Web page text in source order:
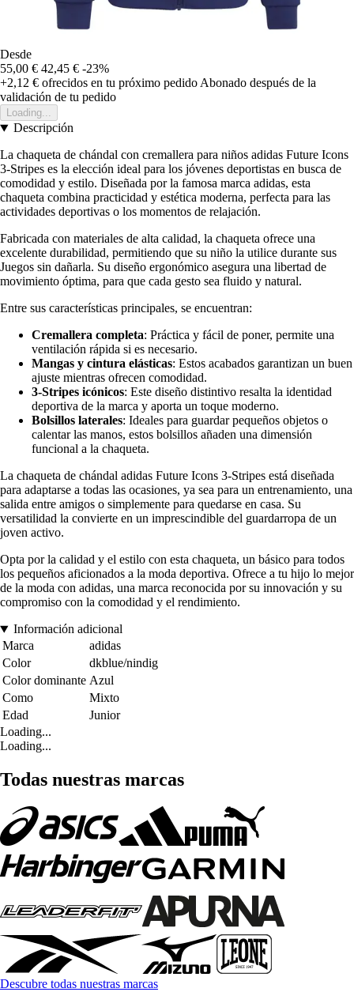
Desde
55,00 € 42,45 € -23%
+2,12 € ofrecidos en tu próximo pedidoAbonado después de la
validación de tu pedido
Loading...
Descripción
La chaqueta de chándal con cremallera para niños adidas Future Icons
3-Stripes es la elección ideal para los jóvenes deportistas en busca de
comodidad y estilo. Diseñada por la famosa marca adidas, esta
chaqueta combina practicidad y estética moderna, perfecta para las
actividades deportivas o los momentos de relajación.
Fabricada con materiales de alta calidad, la chaqueta ofrece una
excelente durabilidad, permitiendo que su niño la utilice durante sus
Juegos sin dañarla. Su diseño ergonómico asegura una libertad de
movimiento óptima, para que cada gesto sea fluido y natural.
Entre sus características principales, se encuentran:
Cremallera completa: Práctica y fácil de poner, permite una
ventilación rápida si es necesario.
Mangas y cintura elásticas: Estos acabados garantizan un buen
ajuste mientras ofrecen comodidad.
3-Stripes icónicos: Este diseño distintivo resalta la identidad
deportiva de la marca y aporta un toque moderno.
Bolsillos laterales: Ideales para guardar pequeños objetos o
calentar las manos, estos bolsillos añaden una dimensión
funcional a la chaqueta.
La chaqueta de chándal adidas Future Icons 3-Stripes está diseñada
para adaptarse a todas las ocasiones, ya sea para un entrenamiento, una
salida entre amigos o simplemente para quedarse en casa. Su
versatilidad la convierte en un imprescindible del guardarropa de un
joven activo.
Opta por la calidad y el estilo con esta chaqueta, un básico para todos
los pequeños aficionados a la moda deportiva. Ofrece a tu hijo lo mejor
de la moda con adidas, una marca reconocida por su innovación y su
compromiso con la comodidad y el rendimiento.
Información adicional
Marca
adidas
Color
dkblue/nindig
Color dominante Azul
Como
Mixto
Edad
Junior
Loading...
Loading...
Todas nuestras marcas
Descubre todas nuestras marcas